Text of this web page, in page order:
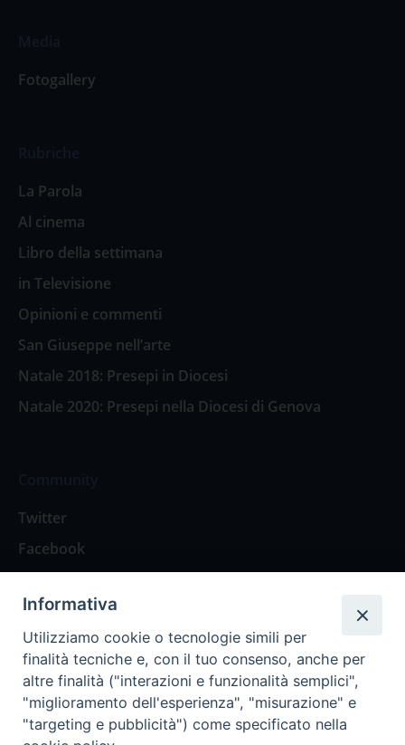
Fotogallery
La Parola
Al cinema
Libro della settimana
in Televisione
Opinioni e commenti
San Giuseppe nell’arte
Natale 2018: Presepi in Diocesi
Natale 2020: Presepi nella Diocesi di Genova
Twitter
Facebook
Contattaci
Spazio Lettori
Eventi
Eventi diocesani
Informativa
Utilizziamo cookie o tecnologie simili per
finalità tecniche e, con il tuo consenso, anche per
altre finalità ("interazioni e funzionalità semplici",
"miglioramento dell'esperienza", "misurazione" e
"targeting e pubblicità") come specificato nella